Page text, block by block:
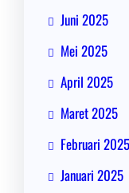
Juni 2025
Mei 2025
April 2025
Maret 2025
Februari 2025
Januari 2025